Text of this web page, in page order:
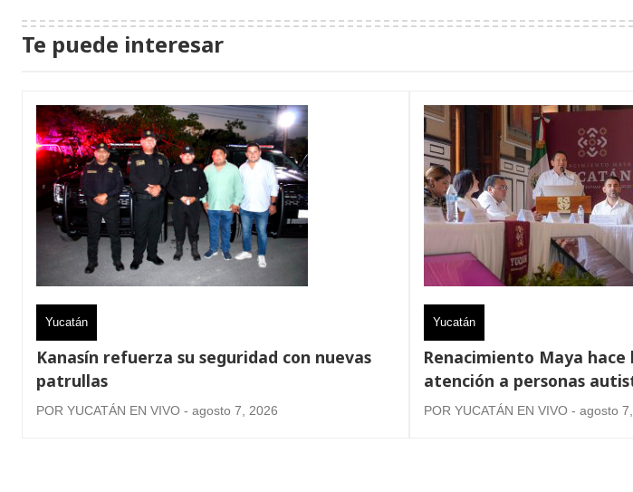
Te puede interesar
Yucatán
Kanasín refuerza su seguridad con nuevas
patrullas
POR YUCATÁN EN VIVO - agosto 7, 2026
Yucatán
Renacimiento Maya
atención a personas
POR YUCATÁN EN VIVO - agosto